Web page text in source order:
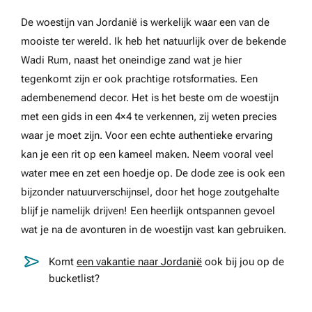
De woestijn van Jordanië is werkelijk waar een van de
mooiste ter wereld. Ik heb het natuurlijk over de bekende
Wadi Rum, naast het oneindige zand wat je hier
tegenkomt zijn er ook prachtige rotsformaties. Een
adembenemend decor. Het is het beste om de woestijn
met een gids in een 4×4 te verkennen, zij weten precies
waar je moet zijn. Voor een echte authentieke ervaring
kan je een rit op een kameel maken. Neem vooral veel
water mee en zet een hoedje op. De dode zee is ook een
bijzonder natuurverschijnsel, door het hoge zoutgehalte
blijf je namelijk drijven! Een heerlijk ontspannen gevoel
wat je na de avonturen in de woestijn vast kan gebruiken.
Komt een vakantie naar Jordanië ook bij jou op de
bucketlist?